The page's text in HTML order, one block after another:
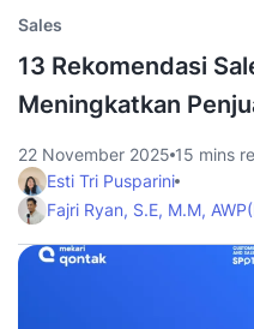
Sales
13 Rekomendasi
Meningkatkan
22 November 2025 15 mins
Esti Tri Pusparini
Fajri Ryan, S.E, M.M,